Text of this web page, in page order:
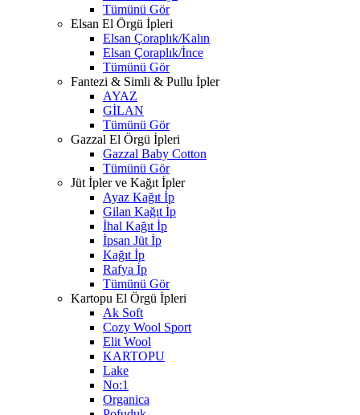
Tümünü Gör
Elsan El Örgü İpleri
Elsan Çoraplık/Kalın
Elsan Çoraplık/İnce
Tümünü Gör
Fantezi & Simli & Pullu İpler
AYAZ
GİLAN
Tümünü Gör
Gazzal El Örgü İpleri
Gazzal Baby Cotton
Tümünü Gör
Jüt İpler ve Kağıt İpler
Ayaz Kağıt İp
Gilan Kağıt İp
İhal Kağıt İp
İpsan Jüt İp
Kağıt İp
Rafya İp
Tümünü Gör
Kartopu El Örgü İpleri
Ak Soft
Cozy Wool Sport
Elit Wool
KARTOPU
Lake
No:1
Organica